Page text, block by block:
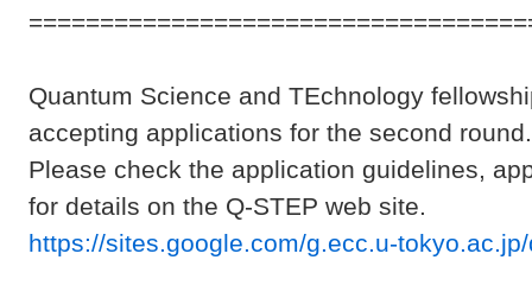
Quantum Science and TEchnology
accepting applications for the second round.
Please check the application guidelines,
for details on the Q-STEP web site.
https://sites.google.com/g.ecc.u-